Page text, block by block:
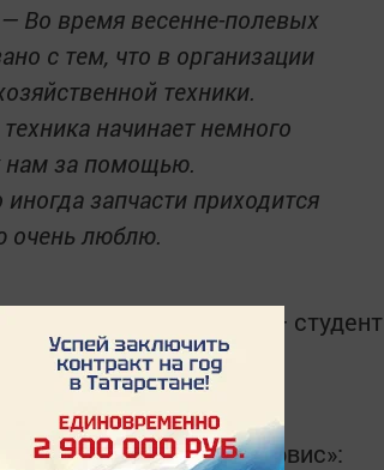
Во время весенне-полевых
с тем, что в организации
техники.
начинает немного
нам за помощью.
запчасти приходится
очень люблю.
сыновей. Старший — студент
классе.
«Кукмор-агрохимсервис»: